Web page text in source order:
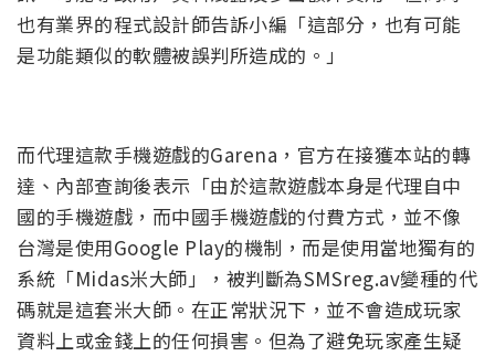
也有業界的程式設計師告訴小編「這部分，也有可能
是功能類似的軟體被誤判所造成的。」
而代理這款手機遊戲的Garena，官方在接獲本站的轉
達、內部查詢後表示「由於這款遊戲本身是代理自中
國的手機遊戲，而中國手機遊戲的付費方式，並不像
台灣是使用Google Play的機制，而是使用當地獨有的
系統「Midas米大師」，被判斷為SMSreg.av變種的代
碼就是這套米大師。在正常狀況下，並不會造成玩家
資料上或金錢上的任何損害。但為了避免玩家產生疑